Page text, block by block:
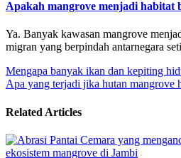
Apakah mangrove menjadi habitat
Ya. Banyak kawasan mangrove
migran yang berpindah antarnegara
Navigasi
pos
Mengapa banyak ikan dan kepiting
Apa yang terjadi jika hutan mangrove
Related Articles